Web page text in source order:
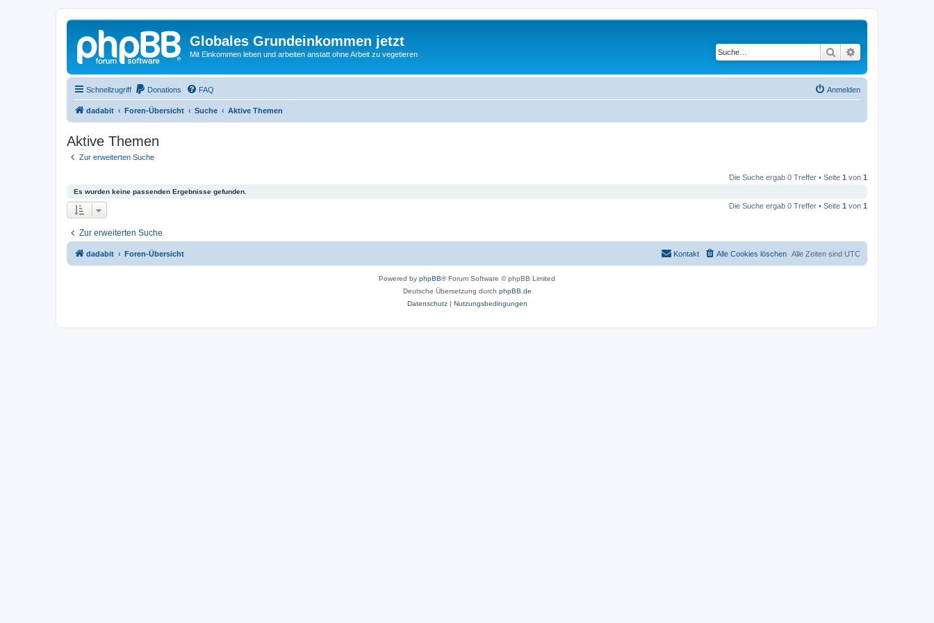
Globales Grundeinkommen jetzt
Mit Einkommen leben und arbeiten anstatt ohne Arbeit zu vegetieren Suche
Schnellzugriff Donations FAQ Anmelden
dadabit Foren-Übersicht Suche Aktive Themen
Aktive Themen
Zur erweiterten Suche
Die Suche ergab 0 Treffer • Seite 1 von 1
Es wurden keine passenden Ergebnisse gefunden.
Die Suche ergab 0 Treffer • Seite 1 von 1
Zur erweiterten Suche
dadabit Foren-Übersicht Alle Zeiten sind UTC
Alle Cookies löschen
Kontakt
Powered by phpBB® Forum Software © phpBB Limited
Deutsche Übersetzung durch phpBB.de
Datenschutz| Nutzungsbedingungen